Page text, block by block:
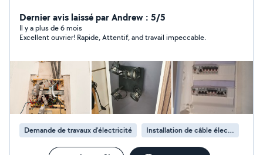
dans mon bagage . Si besoin Téléphonez directement
Dernier avis laissé par Andrew : 5/5
Il y a plus de 6 mois
Excellent ouvrier! Rapide, Attentif, and travail impeccable.
Demande de travaux d’électricité Installation de câble électrique